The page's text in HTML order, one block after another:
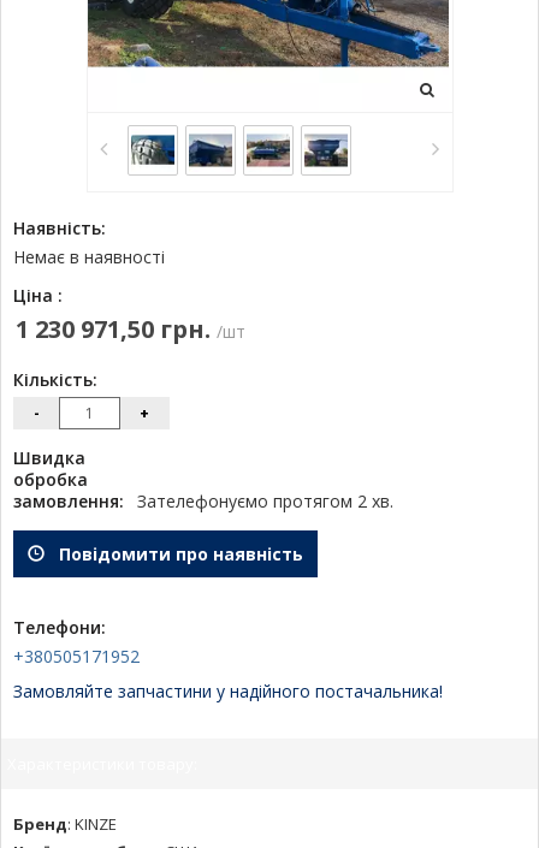
Наявність:
Немає в наявності
Ціна :
1 230 971,50 грн. /шт
Кількість:
- +
Швидка
обробка
замовлення:
Зателефонуємо протягом 2 хв.
Повідомити про наявність
Телефони:
+380505171952
Замовляйте запчастини у надійного постачальника!
Бренд: KINZE